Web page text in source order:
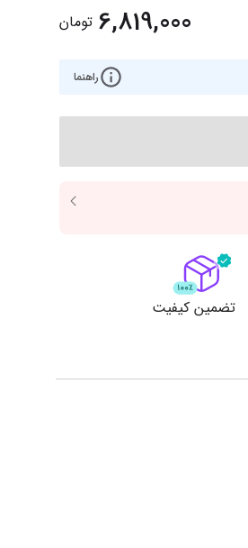
6,819,000 تومان
راهنما
تضمین کیفیت